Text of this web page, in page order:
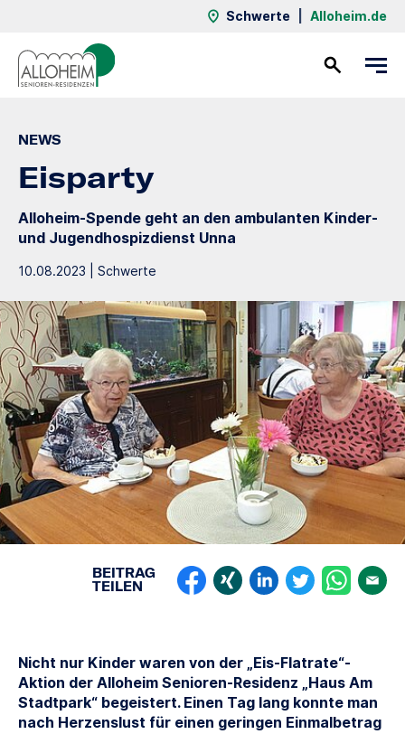
Schwerte Alloheim.de
NEWS
Eisparty
Alloheim-Spende geht an den ambulanten Kinder-
und Jugendhospizdienst Unna
10.08.2023 | Schwerte
BEITRAG
TEILEN
Nicht nur Kinder waren von der „Eis-Flatrate“-
Aktion der Alloheim Senioren-Residenz „Haus Am
Stadtpark“ begeistert. Einen Tag lang konnte man
nach Herzenslust für einen geringen Einmalbetrag